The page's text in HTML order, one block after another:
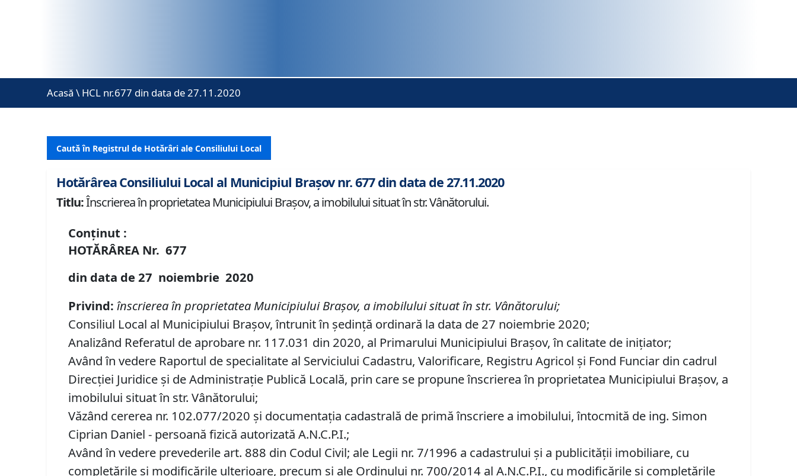
Acasă \ HCL nr.677 din data de 27.11.2020
Caută în Registrul de Hotărâri ale Consiliului Local
Hotărârea Consiliului Local al Municipiul Brașov nr. 677 din data de 27.11.2020
Titlu:Înscrierea în proprietatea Municipiului Brașov, a imobilului situat în str. Vânătorului.
Conținut :
HOTĂRÂREA Nr. 677
din data de27 noiembrie2020
Privind: înscrierea în proprietatea Municipiului Brașov, a imobilului situat în str. Vânătorului;
Consiliul Local al Municipiului Brașov, întrunit în ședință ordinară la data de 27 noiembrie 2020;
Analizând Referatul de aprobare nr. 117.031 din 2020, al Primarului Municipiului Brașov, în calitate de inițiator;
Având în vedere Raportul de specialitate al Serviciului Cadastru, Valorificare, Registru Agricol şi Fond Funciar din cadrul
Direcţiei Juridice şi de Administraţie Publică Locală, prin care se propune înscrierea în proprietatea Municipiului Brașov, a
imobilului situat în str. Vânătorului;
Văzând cererea nr. 102.077/2020 și documentația cadastrală de primă înscriere a imobilului, întocmită de ing. Simon
Ciprian Daniel - persoană fizică autorizată A.N.C.P.I.;
Având în vedere prevederile art. 888 din Codul Civil; ale Legii nr. 7/1996 a cadastrului și a publicității imobiliare, cu
completările și modificările ulterioare, precum și ale Ordinului nr. 700/2014 al A.N.C.P.I., cu modificările și completările